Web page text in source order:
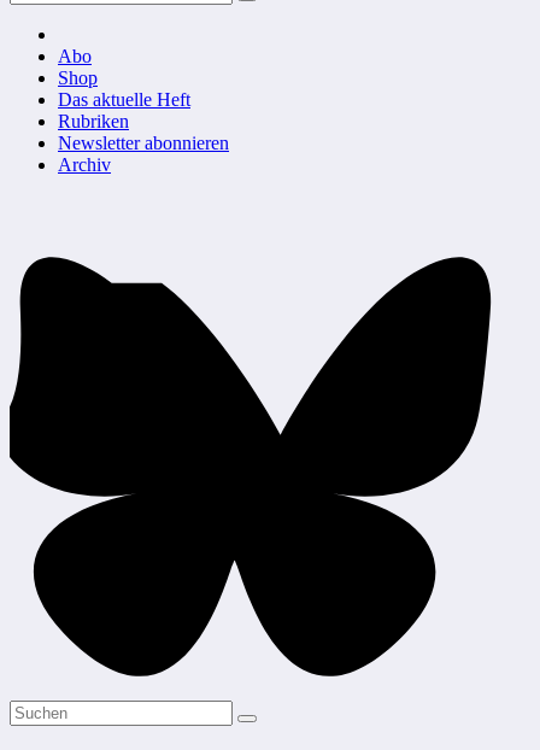
Abo
Shop
Das aktuelle Heft
Rubriken
Newsletter abonnieren
Archiv